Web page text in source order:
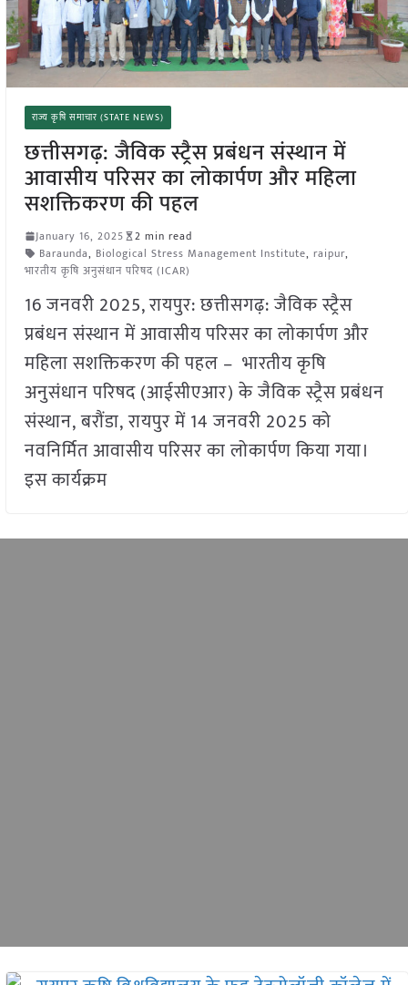
राज्य कृषि समाचार (STATE NEWS)
छत्तीसगढ़: जैविक स्ट्रैस प्रबंधन संस्थान में
आवासीय परिसर का लोकार्पण और महिला
सशक्तिकरण की पहल
January 16, 2025
2 min read
Baraunda, Biological Stress Management Institute, raipur,
भारतीय कृषि अनुसंधान परिषद (ICAR)
16 जनवरी 2025, रायपुर: छत्तीसगढ़: जैविक स्ट्रैस
प्रबंधन संस्थान में आवासीय परिसर का लोकार्पण और
महिला सशक्तिकरण की पहल – भारतीय कृषि
अनुसंधान परिषद (आईसीएआर) के जैविक स्ट्रैस प्रबंधन
संस्थान, बरौंडा, रायपुर में 14 जनवरी 2025 को
नवनिर्मित आवासीय परिसर का लोकार्पण किया गया।
इस कार्यक्रम